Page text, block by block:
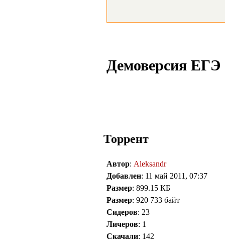
Демоверсия ЕГЭ
Торрент
Автор: Aleksandr
Добавлен: 11 май 2011, 07:37
Размер: 899.15 КБ
Размер: 920 733 байт
Сидеров: 23
Личеров: 1
Скачали: 142